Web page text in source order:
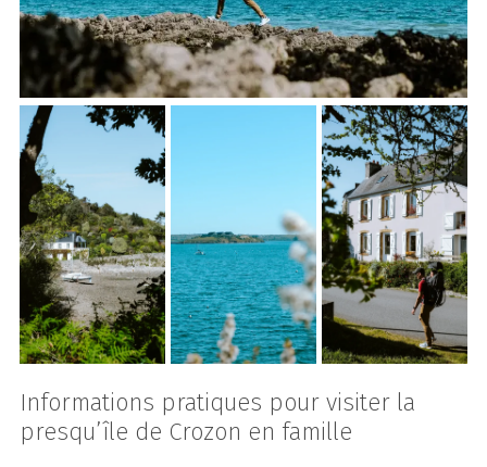
Informations pratiques pour visiter la
presqu’île de Crozon en famille